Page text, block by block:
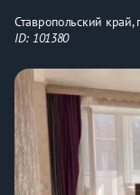
Ставропольский
ID: 101380